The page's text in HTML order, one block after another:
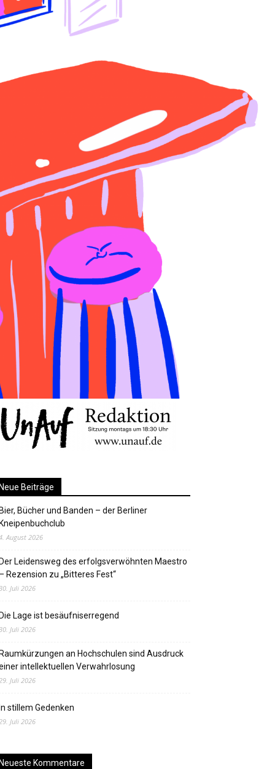
Beiträge
Bücher und Banden – der Berliner
August 2026
Leidensweg des erfolgsverwöhnten Maestro
Rezension zu „Bitteres Fest“
Juli 2026
Lage ist besäufniserregend
Juli 2026
an Hochschulen sind Ausdruck
intellektuellen Verwahrlosung
Juli 2026
stillem Gedenken
Juli 2026
Kommentare